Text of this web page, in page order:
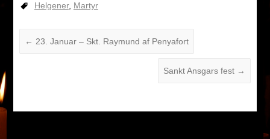
Helgener, Martyr
← 23. Januar – Skt. Raymund af Penyafort
Sankt Ansgars fest →